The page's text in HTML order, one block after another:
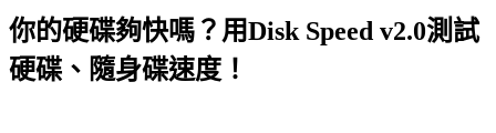
你的硬碟夠快嗎？用Disk Speed v2.0測試
硬碟、隨身碟速度！